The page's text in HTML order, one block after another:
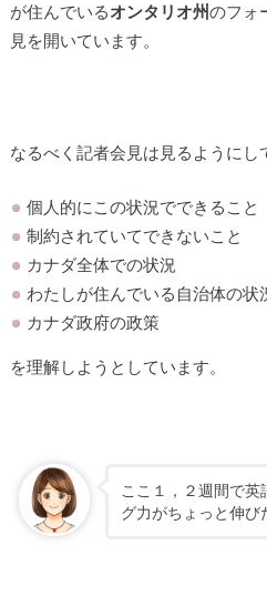
が住んでいるオンタリオ州のフォ
見を開いています。
なるべく記者会見は見るようにし
個人的にこの状況でできること
制約されていてできないこと
カナダ全体での状況
わたしが住んでいる自治体の状
カナダ政府の政策
を理解しようとしています。
ここ１，２週間で
グ力がちょっと伸び